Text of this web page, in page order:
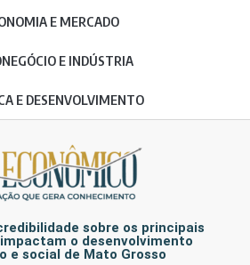
E MERCADO
E INDÚSTRIA
E DESENVOLVIMENTO
sobre os principais
o desenvolvimento
e social de Mato Grosso